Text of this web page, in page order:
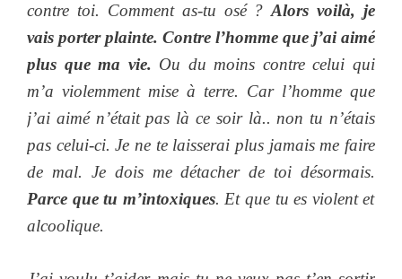
contre toi. Comment as-tu osé ?Alors voilà, je
vais porter plainte. Contre l’homme que j’ai aimé
plus que ma vie. Ou du moins contre celui qui
m’a violemment mise à terre. Car l’homme que
j’ai aimé n’était pas là ce soir là.. non tu n’étais
pas celui-ci. Je ne te laisserai plus jamais me faire
de mal. Je dois me détacher de toi désormais.
Parce que tu m’intoxiques. Et que tu es violent et
alcoolique.